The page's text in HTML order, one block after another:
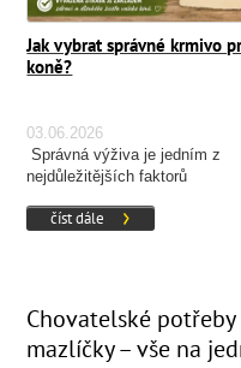
Jak vybrat správné krmivo
koně?
03.06.2026
Správná výživa je jedním z
nejdůležitějších faktorů
výkonnost koně.
číst dále
Chovatelské
mazlíčky – vše na